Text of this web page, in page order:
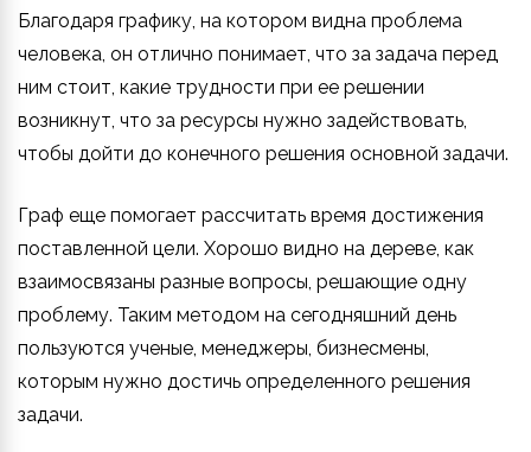
Благодаря графику, на котором видна проблема
человека, он отлично понимает, что за задача перед
ним стоит, какие трудности при ее решении
возникнут, что за ресурсы нужно задействовать,
чтобы дойти до конечного решения основной задачи.
Граф еще помогает рассчитать время достижения
поставленной цели. Хорошо видно на дереве, как
взаимосвязаны разные вопросы, решающие одну
проблему. Таким методом на сегодняшний день
пользуются ученые, менеджеры, бизнесмены,
которым нужно достичь определенного решения
задачи.